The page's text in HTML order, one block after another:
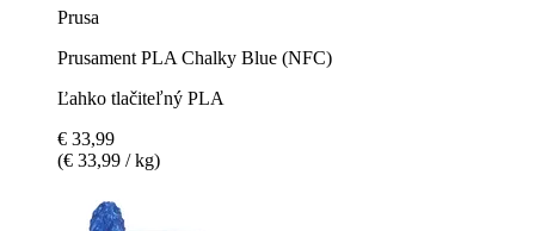
Prusa
Prusament PLA Chalky Blue (NFC)
Ľahko tlačiteľný PLA
€ 33,99
(€ 33,99 / kg)